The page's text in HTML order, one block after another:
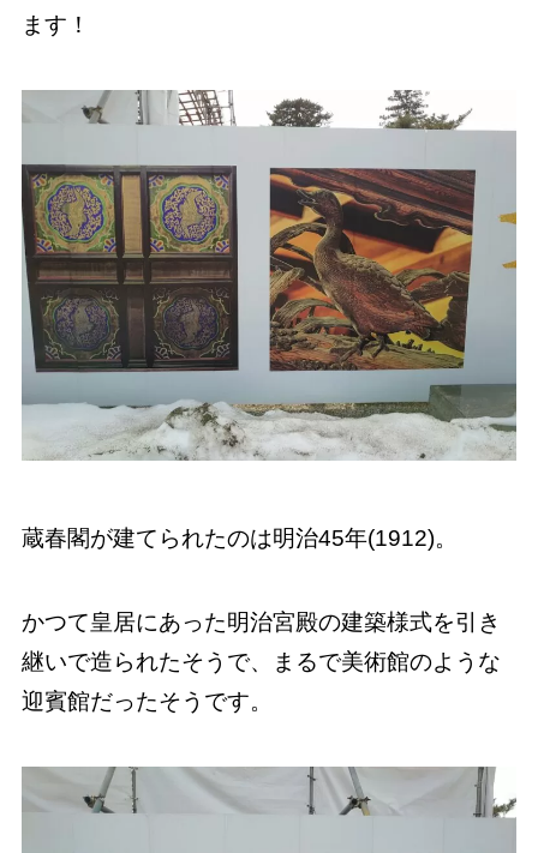
ます！
蔵春閣が建てられたのは明治45年(1912)。
かつて皇居にあった明治宮殿の建築様式を引き
継いで造られたそうで、まるで美術館のような
迎賓館だったそうです。